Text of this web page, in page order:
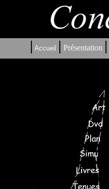
| Accueil | Présentation |